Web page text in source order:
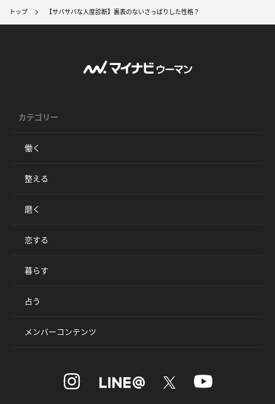
トップ 【サバサバな人度診断】裏表のないさっぱりした性格？
カテゴリー
働く
整える
磨く
恋する
暮らす
占う
メンバーコンテンツ